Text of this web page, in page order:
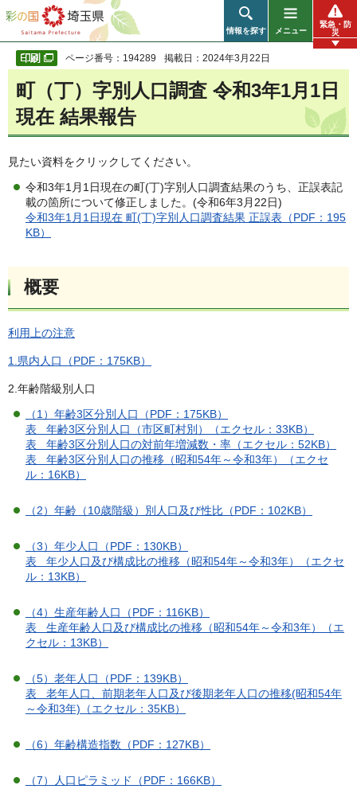
彩の国 埼玉県
情報を探す メニュー
緊急・防
災
ページ番号：194289 掲載日：2024年3月22日
町（丁）字別人口調査 令和3年1月1日
現在 結果報告
見たい資料をクリックしてください。
令和3年1月1日現在の町(丁)字別人口調査結果のうち、正誤表記
載の箇所について修正しました。(令和6年3月22日)
令和3年1月1日現在 町(丁)字別人口調査結果 正誤表（PDF：195
KB）
概要
利用上の注意
1.県内人口（PDF：175KB）
2.年齢階級別人口
（1）年齢3区分別人口（PDF：175KB）
表 年齢3区分別人口（市区町村別）（エクセル：33KB）
表 年齢3区分別人口の対前年増減数・率（エクセル：52KB）
表 年齢3区分別人口の推移（昭和54年～令和3年）（エクセ
ル：16KB）
（2）年齢（10歳階級）別人口及び性比（PDF：102KB）
（3）年少人口（PDF：130KB）
表 年少人口及び構成比の推移（昭和54年～令和3年）（エクセ
ル：13KB）
（4）生産年齢人口（PDF：116KB）
表 生産年齢人口及び構成比の推移（昭和54年～令和3年）（エ
クセル：13KB）
（5）老年人口（PDF：139KB）
表 老年人口、前期老年人口及び後期老年人口の推移(昭和54年
～令和3年)（エクセル：35KB）
（6）年齢構造指数（PDF：127KB）
（7）人口ピラミッド（PDF：166KB）